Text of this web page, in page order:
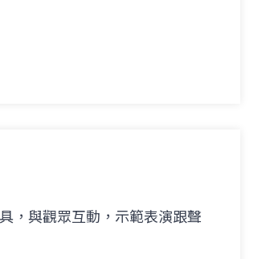
，與觀眾互動，示範表演跟聲